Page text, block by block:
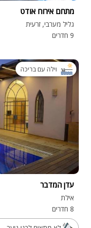
מתחם אירוח אודט
גליל מערבי, זרעית
9 חדרים
וילה עם בריכה
עדן המדבר
אילת
8 חדרים